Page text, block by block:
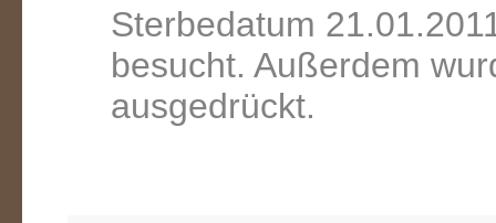
Sterbedatum
besucht. Außerdem
ausgedrückt.